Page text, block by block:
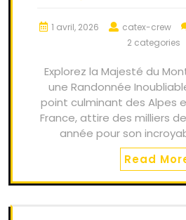
1 avril, 2026 catex-crew
2 categories
Explorez la Majesté du
une Randonnée
point culminant des Alpes
France, attire des milliers
année pour son
Read